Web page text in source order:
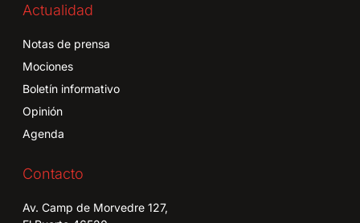
Actualidad
Notas de prensa
Mociones
Boletín informativo
Opinión
Agenda
Contacto
Av. Camp de Morvedre 127,